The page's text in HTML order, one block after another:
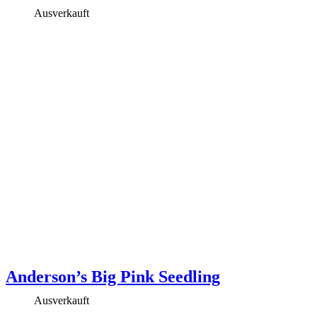
Ausverkauft
Anderson’s Big Pink Seedling
Ausverkauft